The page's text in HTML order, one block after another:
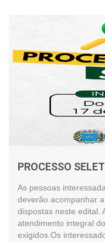
PROCESSO
As pessoas
deverão acompanhar
dispostas neste edital.
atendimento integral
exigidos.Os